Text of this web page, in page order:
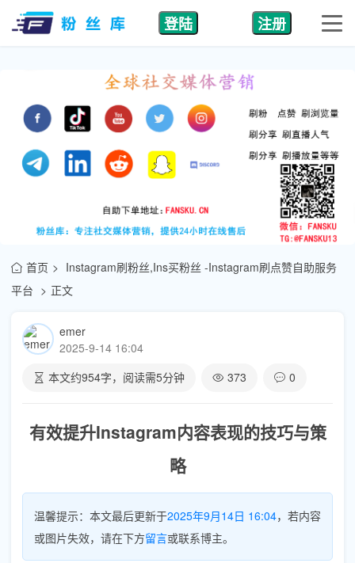
登陆 注册
首页
Instagram刷粉丝,Ins买粉丝 -Instagram刷点赞自助服务
平台
正文
emer
2025-9-14 16:04
本文约954字，阅读需5分钟 373 0
有效提升Instagram内容表现的技巧与策
略
温馨提示：本文最后更新于2025年9月14日 16:04，若内容
或图片失效，请在下方留言或联系博主。